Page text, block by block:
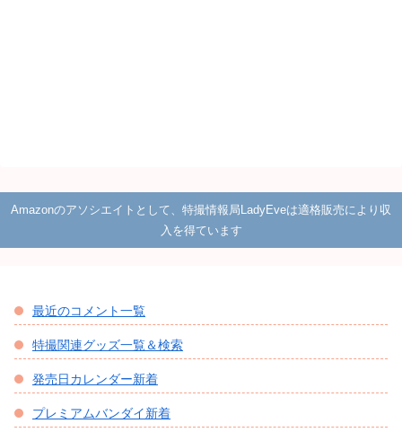
Amazonのアソシエイトとして、特撮情報局LadyEveは適格販売により収
入を得ています
最近のコメント一覧
特撮関連グッズ一覧＆検索
発売日カレンダー新着
プレミアムバンダイ新着